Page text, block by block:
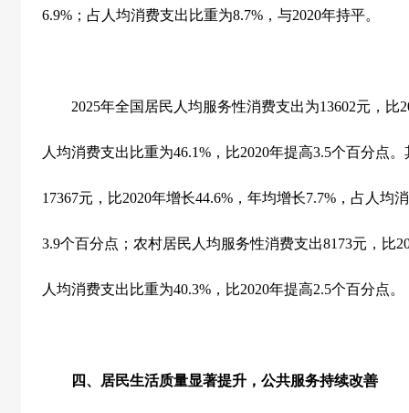
6.9% ；占人均消费支出比重为8.7% ，与2020年持平。
2025年全国居民人均服务性消费支出为13602元，比
人均消费支出比重为46.1% ，比2020年提高3.5个百分点。
17367元，比2020年增长44.6% ，年均增长7.7% ，占人均
3.9个百分点；农村居民人均服务性消费支出8173元，比
人均消费支出比重为40.3% ，比2020年提高2.5个百分点。
四、居民生活质量显著提升，公共服务持续改善